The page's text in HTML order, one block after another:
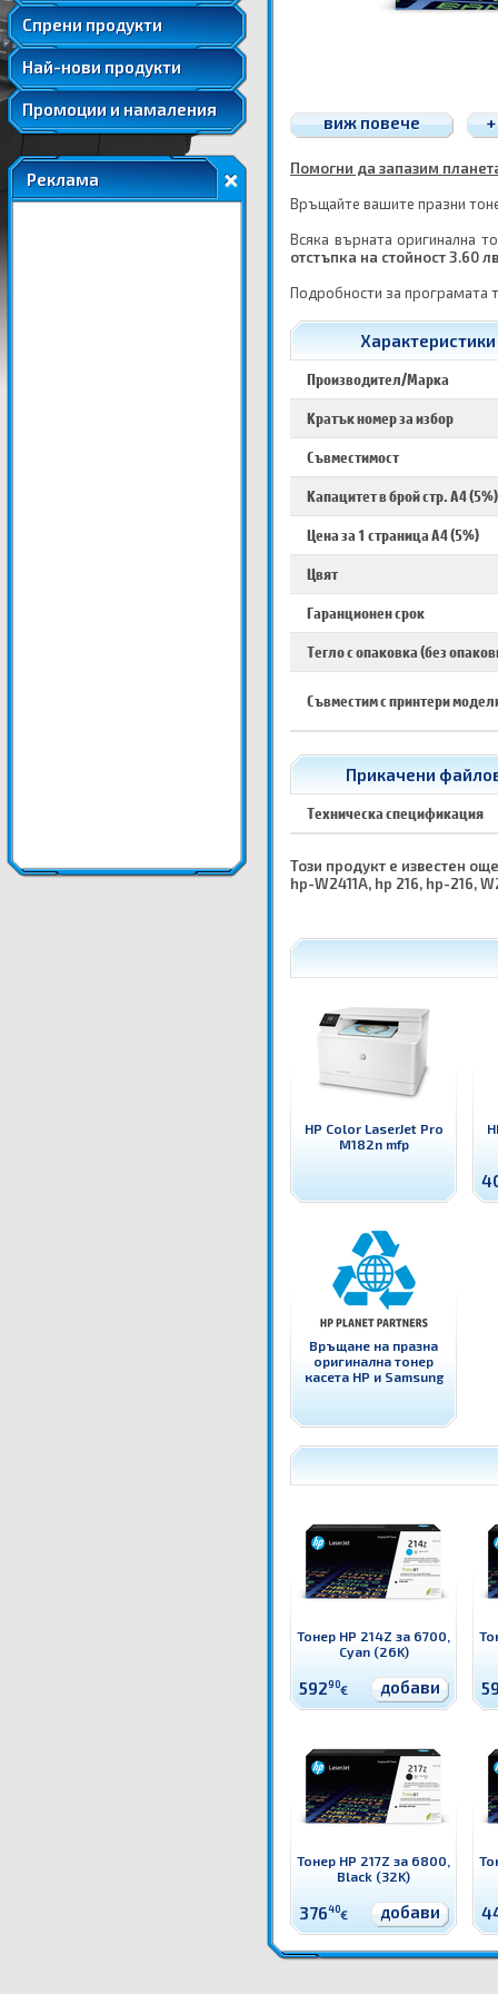
Спрени продукти
Удължени и допълнителни гаранции
Най-нови продукти
Промоции и намаления
Реклама
виж повече
Помогни да запазим
Връщайте вашите празни
Всяка върната оригинална
отстъпка на стойност 3.60
Подробности за програмата
Характеристики
Производител/Марка
Кратък номер за избор
Съвместимост
Капацитет в брой стр. A4 (5%)
Цена за 1 страница A4 (5%)
Цвят
Гаранционен срок
Тегло с опаковка (без
Съвместим с принтери
Прикачени
Техническа спецификация
Този продукт е известен
hp-W2411A, hp 216, hp-216,
HP Color LaserJet Pro
M182n mfp
Връщане на празна
оригинална тонер
касета HP и Samsung
Тонер HP 214Z за 6700,
Cyan (26K)
59290€ добави
Тонер HP 217Z за 6800,
Black (32K)
37640€ добави